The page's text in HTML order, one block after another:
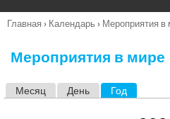
п
Вы
Главная › Календарь › Мероприятия в
Мероприятия в мире
Месяц День Год